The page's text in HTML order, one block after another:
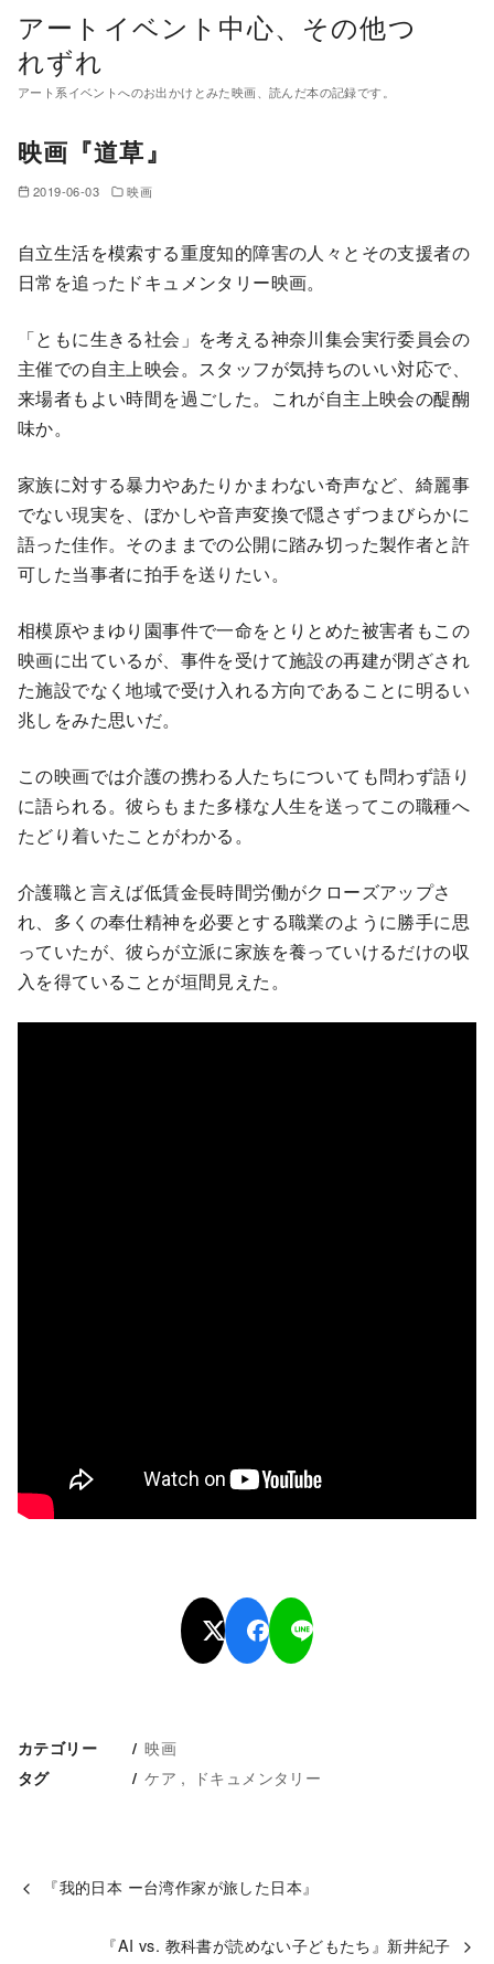
アートイベント中心、その他つ
れずれ
アート系イベントへのお出かけとみた映画、読んだ本の記録です。
映画『道草』
2019-06-03 映画
自立生活を模索する重度知的障害の人々とその支援者の
日常を追ったドキュメンタリー映画。
「ともに生きる社会」を考える神奈川集会実行委員会の
主催での自主上映会。スタッフが気持ちのいい対応で、
来場者もよい時間を過ごした。これが自主上映会の醍醐
味か。
家族に対する暴力やあたりかまわない奇声など、綺麗事
でない現実を、ぼかしや音声変換で隠さずつまびらかに
語った佳作。そのままでの公開に踏み切った製作者と許
可した当事者に拍手を送りたい。
相模原やまゆり園事件で一命をとりとめた被害者もこの
映画に出ているが、事件を受けて施設の再建が閉ざされ
た施設でなく地域で受け入れる方向であることに明るい
兆しをみた思いだ。
この映画では介護の携わる人たちについても問わず語り
に語られる。彼らもまた多様な人生を送ってこの職種へ
たどり着いたことがわかる。
介護職と言えば低賃金長時間労働がクローズアップさ
れ、多くの奉仕精神を必要とする職業のように勝手に思
っていたが、彼らが立派に家族を養っていけるだけの収
入を得ていることが垣間見えた。
カテゴリー 映画
タグ ケア ドキュメンタリー
『我的日本 ー台湾作家が旅した日本』
『AI vs. 教科書が読めない子どもたち』新井紀子